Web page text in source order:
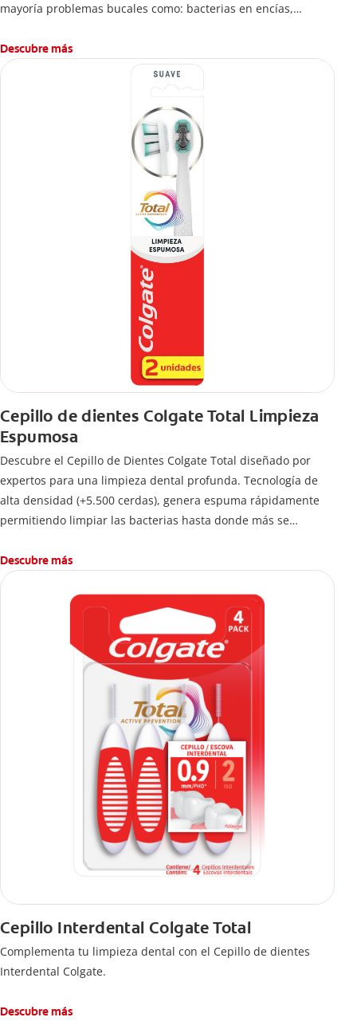
mayoría problemas bucales como: bacterias en encías,
caries.
Descubre más
Cepillo de dientes Colgate Total Limpieza
Espumosa
Descubre el Cepillo de Dientes Colgate Total diseñado por
expertos para una limpieza dental profunda. Tecnología de
alta densidad (+5.500 cerdas), genera espuma rápidamente
permitiendo limpiar las bacterias hasta donde más se
Descubre más
Cepillo Interdental Colgate Total
Complementa tu limpieza dental con el Cepillo de dientes
Interdental Colgate.
Descubre más